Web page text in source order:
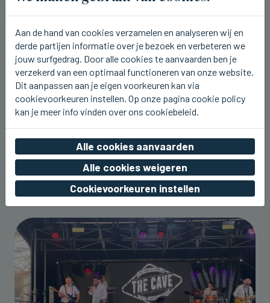
Aan de hand van cookies verzamelen en analyseren wij en
derde partijen informatie over je bezoek en verbeteren we
jouw surfgedrag. Door alle cookies te aanvaarden ben je
verzekerd van een optimaal functioneren van onze website.
Dit aanpassen aan je eigen voorkeuren kan via
cookievoorkeuren instellen. Op onze pagina cookie policy
kan je meer info vinden over ons cookiebeleid.
Alle cookies aanvaarden
Alle cookies weigeren
Cookievoorkeuren instellen